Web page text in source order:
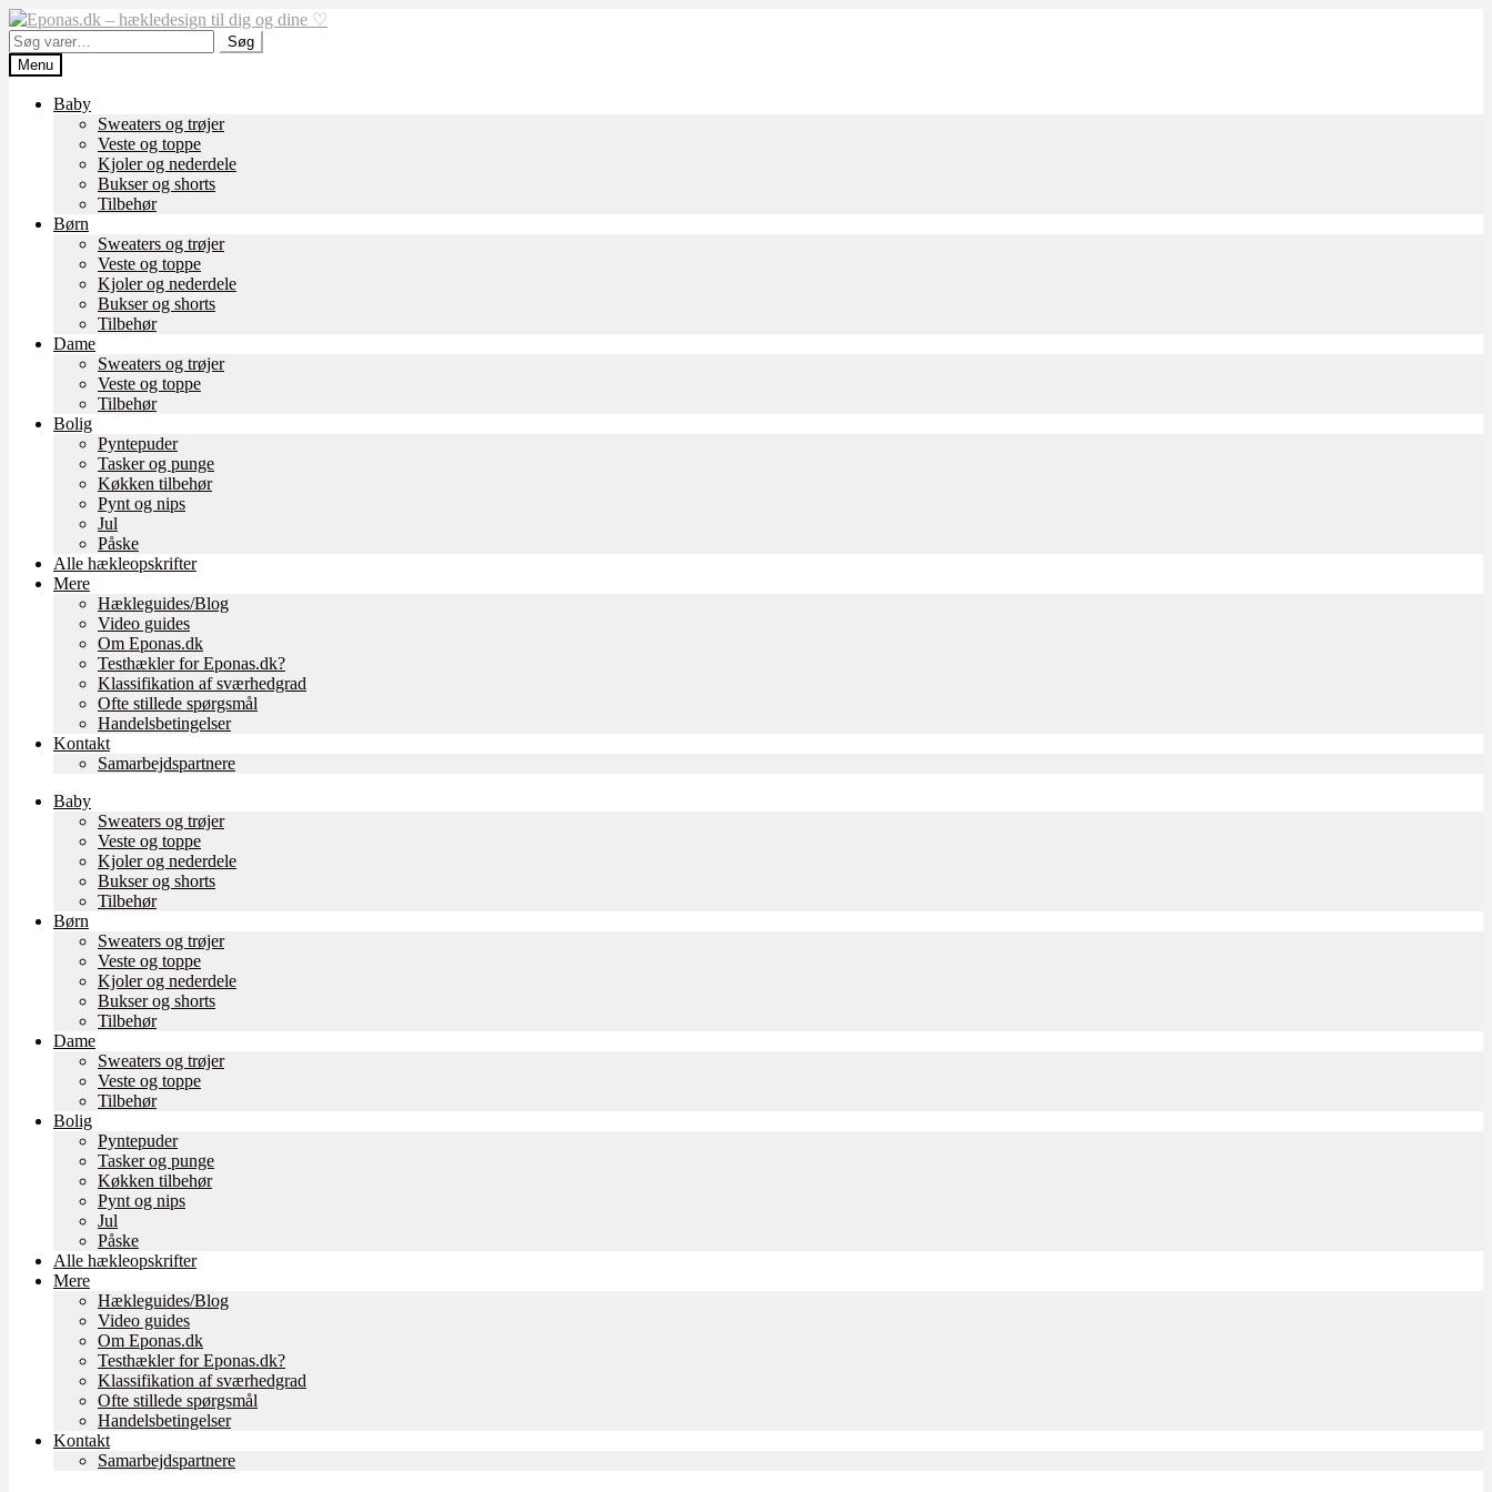
Spring
til
navigation
Spring
til
indhold
Søg
efter:
Søg
Menu
Baby
Sweaters og trøjer
Veste og toppe
Kjoler og nederdele
Bukser og shorts
Tilbehør
Børn
Sweaters og trøjer
Veste og toppe
Kjoler og nederdele
Bukser og shorts
Tilbehør
Dame
Sweaters og trøjer
Veste og toppe
Tilbehør
Bolig
Pyntepuder
Tasker og punge
Køkken tilbehør
Pynt og nips
Jul
Påske
Alle hækleopskrifter
Mere
Hækleguides/Blog
Video guides
Om Eponas.dk
Testhækler for Eponas.dk?
Klassifikation af sværhedgrad
Ofte stillede spørgsmål
Handelsbetingelser
Kontakt
Samarbejdspartnere
Baby
Sweaters og trøjer
Veste og toppe
Kjoler og nederdele
Bukser og shorts
Tilbehør
Børn
Sweaters og trøjer
Veste og toppe
Kjoler og nederdele
Bukser og shorts
Tilbehør
Dame
Sweaters og trøjer
Veste og toppe
Tilbehør
Bolig
Pyntepuder
Tasker og punge
Køkken tilbehør
Pynt og nips
Jul
Påske
Alle hækleopskrifter
Mere
Hækleguides/Blog
Video guides
Om Eponas.dk
Testhækler for Eponas.dk?
Klassifikation af sværhedgrad
Ofte stillede spørgsmål
Handelsbetingelser
Kontakt
Samarbejdspartnere